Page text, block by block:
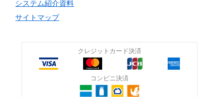
システム紹介資料
サイトマップ
クレジットカード決済
コンビニ決済